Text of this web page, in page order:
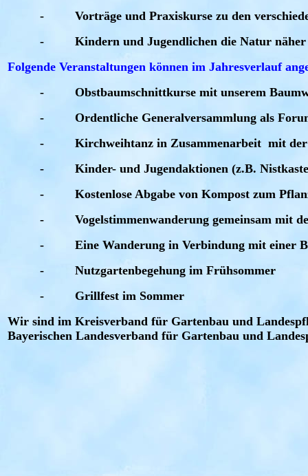
-
Vorträge und Praxiskurse zu den
-
Kindern und Jugendlichen die Natur
Folgende Veranstaltungen können im Jahresverlauf
-
Obstbaumschnittkurse mit unserem
-
Ordentliche Generalversammlung als
-
Kirchweihtanz in Zusammenarbeit mit
-
Kinder- und Jugendaktionen (z.B.
-
Kostenlose Abgabe von Kompost zum
-
Vogelstimmenwanderung gemeinsam mit
-
Eine Wanderung in Verbindung mit einer
-
Nutzgartenbegehung im Frühsommer
-
Grillfest im Sommer
Wir sind im Kreisverband für Gartenbau und
Bayerischen Landesverband für Gartenbau und